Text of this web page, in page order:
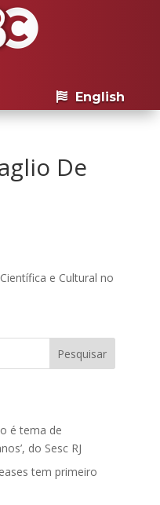
English
De
e Cultural no
Pesquisar
é tema de
do Sesc RJ
tem primeiro